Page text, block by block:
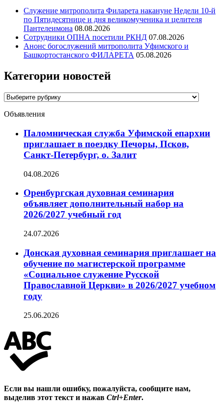
Служение митрополита Филарета накануне Недели 10-й
по Пятидесятнице и дня великомученика и целителя
Пантелеимона 08.08.2026
Сотрудники ОПНА посетили РКНД 07.08.2026
Анонс богослужений митрополита Уфимского и
Башкортостанского ФИЛАРЕТА 05.08.2026
Категории новостей
Категории
Объявления
Паломническая служба Уфимской епархии
приглашает в поездку Печоры, Псков,
Санкт-Петербург, о. Залит
04.08.2026
Оренбургская духовная семинария
объявляет дополнительный набор на
2026/2027 учебный год
24.07.2026
Донская духовная семинария приглашает на
обучение по магистерской программе
«Социальное служение Русской
Православной Церкви» в 2026/2027 учебном
году
25.06.2026
Если вы нашли ошибку, пожалуйста, сообщите нам,
выделив этот текст и нажав Ctrl+Enter.